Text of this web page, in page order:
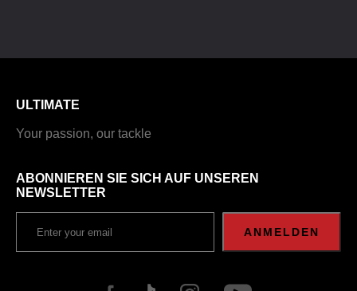
ULTIMATE
Your passion, our tackle
ABONNIEREN SIE SICH AUF UNSEREN
NEWSLETTER
ANMELDEN